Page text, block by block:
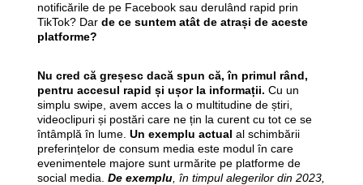
notificările de pe Facebook sau derulând rapid prin
TikTok? Dar de ce suntem atât de atrași de aceste
platforme?
Nu cred că greșesc dacă spun că, în primul rând,
pentru accesul rapid și ușor la informații. Cu un
simplu swipe, avem acces la o multitudine de știri,
videoclipuri și postări care ne țin la curent cu tot ce se
întâmplă în lume. Un exemplu actual al schimbării
preferințelor de consum media este modul în care
evenimentele majore sunt urmărite pe platforme de
social media. De exemplu, în timpul alegerilor din 2023,